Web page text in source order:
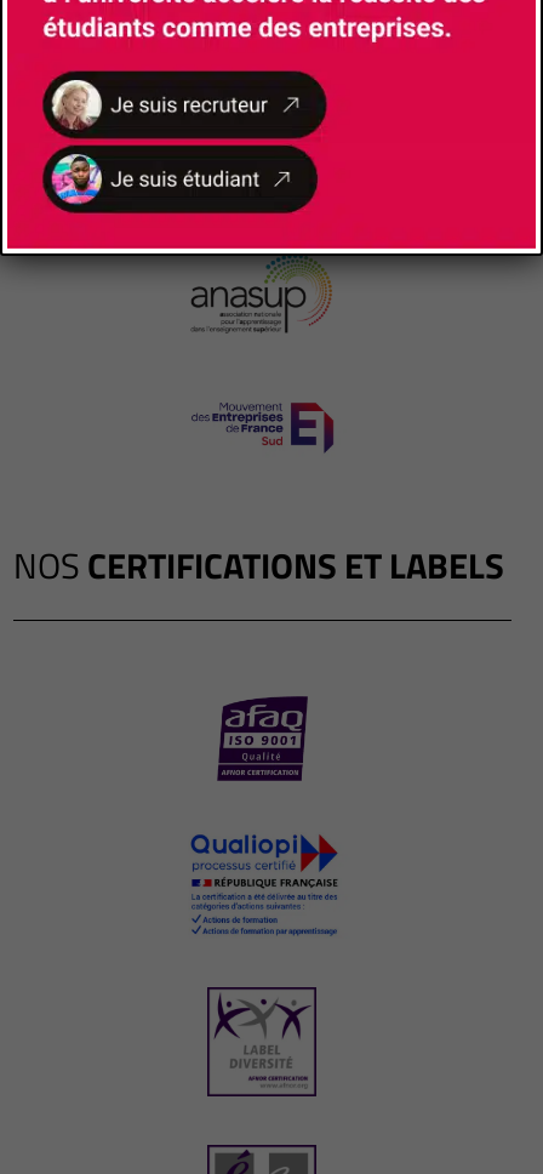
NOSCERTIFICATIONS ET LABELS